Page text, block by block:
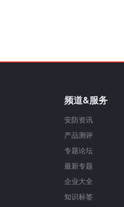
频道&服务
安防资讯
产品测评
专题论坛
最新专题
企业大全
知识标签